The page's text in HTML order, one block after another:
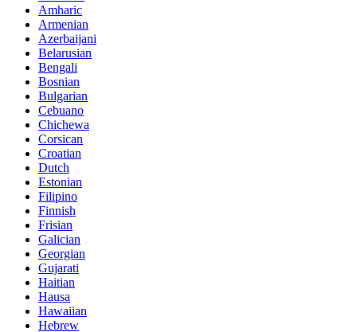
Amharic
Armenian
Azerbaijani
Belarusian
Bengali
Bosnian
Bulgarian
Cebuano
Chichewa
Corsican
Croatian
Dutch
Estonian
Filipino
Finnish
Frisian
Galician
Georgian
Gujarati
Haitian
Hausa
Hawaiian
Hebrew